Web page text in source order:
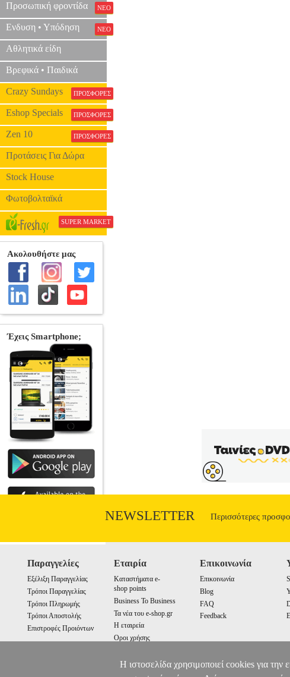
Προσωπική φροντίδα ΝΕΟ
Ενδυση • Υπόδηση ΝΕΟ
Αθλητικά είδη
Βρεφικά • Παιδικά
Crazy Sundays ΠΡΟΣΦΟΡΕΣ
Eshop Specials ΠΡΟΣΦΟΡΕΣ
Zen 10 ΠΡΟΣΦΟΡΕΣ
Προτάσεις Για Δώρα
Stock House
Φωτοβολταϊκά
SUPER MARKET
NEWSLETTER Περισσότερες
Παραγγελίες
Εξέλιξη Παραγγελίας
Τρόποι Παραγγελίας
Τρόποι Πληρωμής
Τρόποι Αποστολής
Επιστροφές Προιόντων
Εταιρία
Καταστήματα e-
shop points
Business To Business
Τα νέα του e-shop.gr
Η εταιρεία
Οροι χρήσης
Επικοινωνία
Επικοινωνία
Blog
FAQ
Feedback
Η ιστοσελίδα χρησιμοποιεί cookies για την